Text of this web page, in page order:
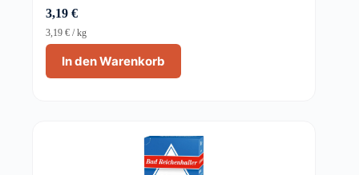
3,19 €
In den Warenkorb
3,19 € /kg